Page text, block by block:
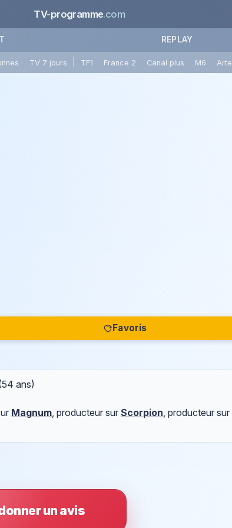
TV-programme.com
REPLAY
TV 7 jours TF1 France 2 Canal plus M6 Arte
Favoris
ans)
Magnum, producteur surScorpion, producteur sur
un avis